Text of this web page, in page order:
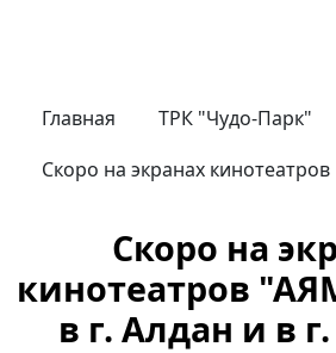
Главная
ТРК "Чудо-Парк"
Скоро на экранах кинотеатров
Скоро на
кинотеатров
в г. Алдан и в